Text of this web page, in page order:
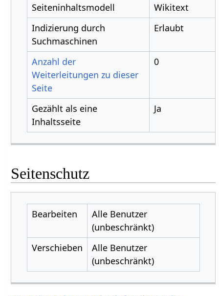
Seiteninhaltsmodell
Wikitext
Indizierung durch
Suchmaschinen
Erlaubt
Anzahl der
Weiterleitungen zu dieser
Seite
0
Gezählt als eine
Inhaltsseite
Ja
Seitenschutz
Bearbeiten
Alle Benutzer
(unbeschränkt)
Verschieben
Alle Benutzer
(unbeschränkt)